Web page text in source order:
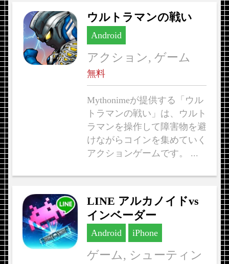
ウルトラマンの戦い
Android
アクション, ゲーム
無料
Mythonimeが提供する「ウル
トラマンの戦い」は、ウルト
ラマンを操作して障害物を避
けながらコインを集めていく
アクションゲームです。 ...
LINE アルカノイドvs
インベーダー
Android iPhone
ゲーム, シューティン